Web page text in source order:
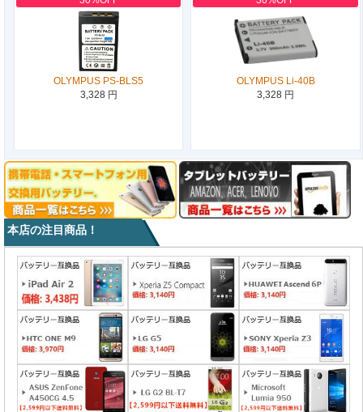
OLYMPUS PS-BLS5
3,328 円
OLYMPUS Li-40B
3,328 円
本店の注目商品！